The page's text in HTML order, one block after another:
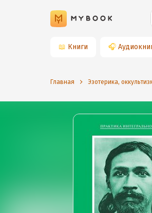
📖 Книги 🎧
Главная Эзотерика,